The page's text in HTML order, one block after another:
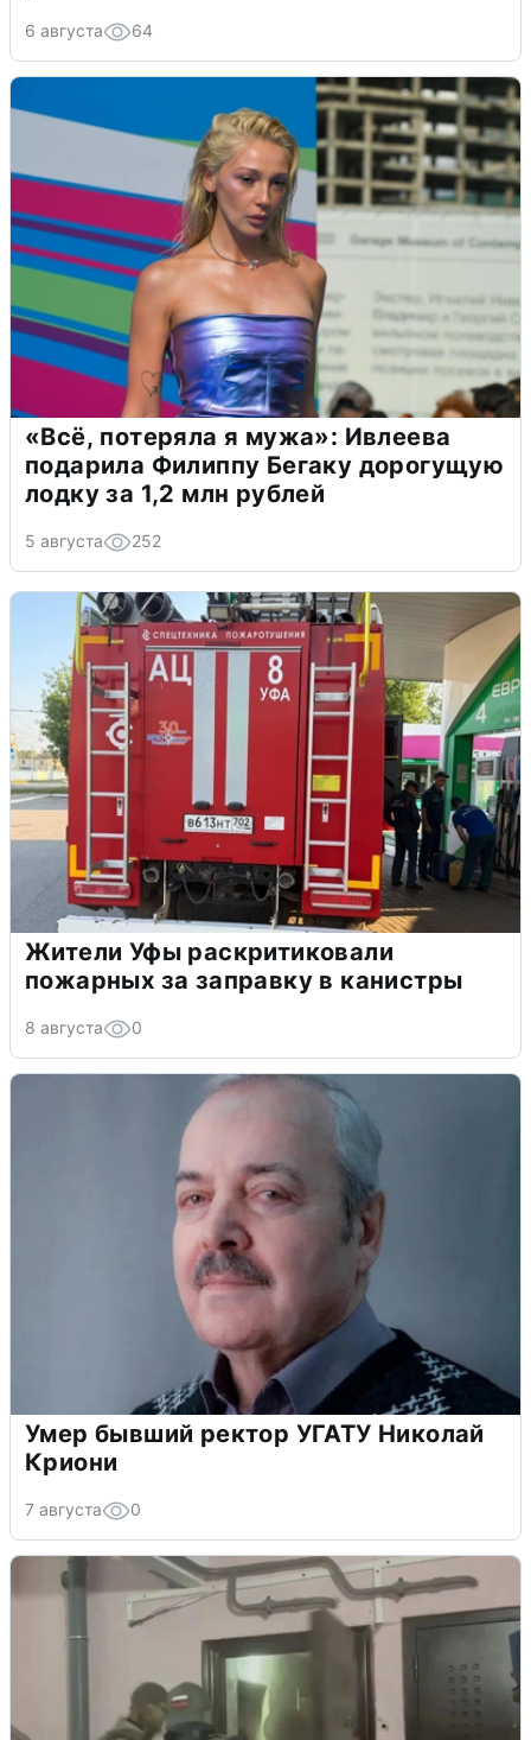
6 августа 64
«Всё, потеряла я мужа»: Ивлеева
подарила Филиппу Бегаку дорогущую
лодку за 1,2 млн рублей
5 августа 252
Жители Уфы раскритиковали
пожарных за заправку в канистры
8 августа 0
Умер бывший ректор УГАТУ Николай
Криони
7 августа 0